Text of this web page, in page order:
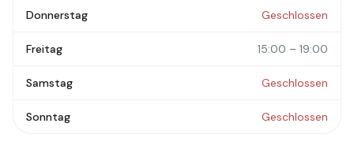
Donnerstag Geschlossen
Freitag 15:00 – 19:00
Samstag Geschlossen
Sonntag Geschlossen